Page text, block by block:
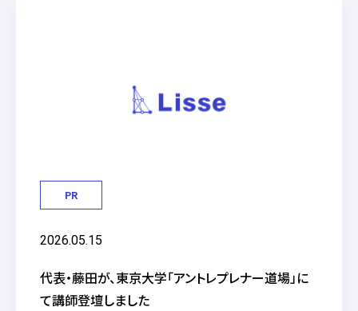
PR
2026.05.15
代表・藤田が、東京大学「アントレプレナー道場」に
て講師登壇しました